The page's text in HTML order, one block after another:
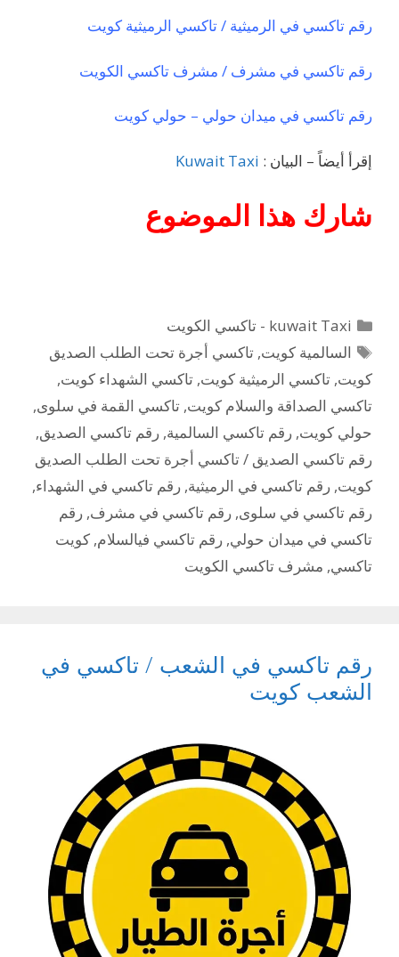
رقم تاكسي في الرميثية / تاكسي الرميثية كويت
رقم تاكسي في مشرف / مشرف تاكسي الكويت
رقم تاكسي في ميدان حولي – حولي كويت
إقرأ أيضاً – البيان : Kuwait Taxi
شارك هذا الموضوع
التصنيفات
kuwait Taxi - تاكسي الكويت
الوسوم
السالمية كويت,تاكسي أجرة تحت الطلب الصديق
كويت, تاكسي الرميثية كويت, تاكسي الشهداء كويت,
تاكسي الصداقة والسلام كويت, تاكسي القمة في سلوى,
حولي كويت, رقم تاكسي السالمية, رقم تاكسي الصديق,
رقم تاكسي الصديق / تاكسي أجرة تحت الطلب الصديق
كويت, رقم تاكسي في الرميثية, رقم تاكسي في الشهداء,
رقم تاكسي في سلوى, رقم تاكسي في مشرف, رقم
تاكسي في ميدان حولي, رقم تاكسي فيالسلام, كويت
تاكسي, مشرف تاكسي الكويت
رقم تاكسي في الشعب / تاكسي في
الشعب كويت